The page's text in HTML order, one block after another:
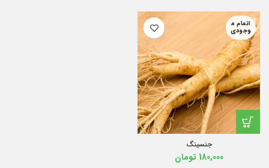
اتمام م
وجودی
جنسینگ
180,000 تومان